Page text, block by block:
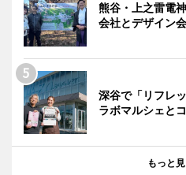
熊谷・上之雷電
会社とデザイン
深谷で「リフレ
ラボマルシェと
もっと